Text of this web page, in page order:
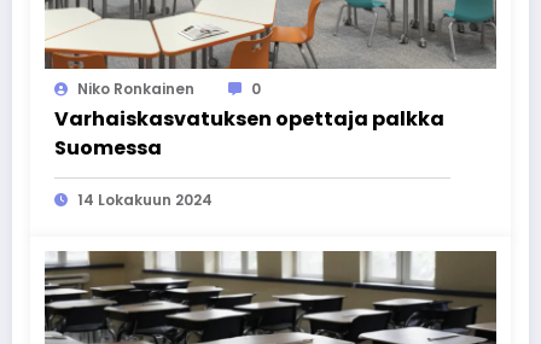
Niko Ronkainen 0
Varhaiskasvatuksen opettaja palkka
Suomessa
14 Lokakuun 2024